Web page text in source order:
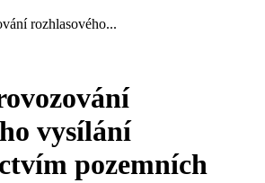
rozhlasového...
vysílání
pozemních